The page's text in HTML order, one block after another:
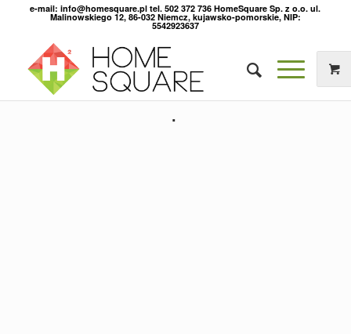
e-mail: info@homesquare.pl tel. 502 372 736 HomeSquare Sp. z o.o. ul.
Malinowskiego 12, 86-032 Niemcz, kujawsko-pomorskie, NIP:
5542923637